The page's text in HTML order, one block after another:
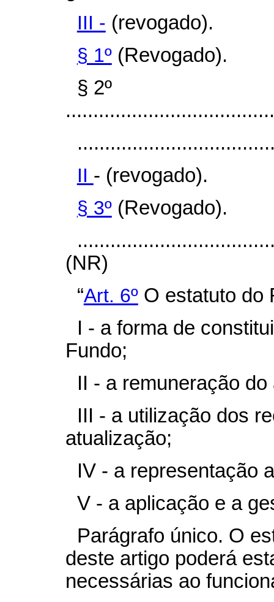
III - (revogado).
§ 1º(Revogado).
§ 2º
II - (revogado).
§ 3º(Revogado).
(NR)
“Art. 6ºO estatuto do
I - a forma de
Fundo;
II - a remuneração
III - a utilização dos
atualização;
IV - a representação
V - a aplicação e a
Parágrafo único. O
deste artigo poderá
necessárias ao